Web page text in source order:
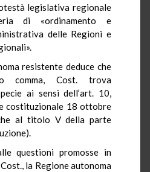
legislativa regionale
di «ordinamento e
delle Regioni e
resistente deduce che
comma, Cost. trova
ai sensi dell’art. 10,
costituzionale 18 ottobre
al titolo V della parte
questioni promosse in
la Regione autonoma